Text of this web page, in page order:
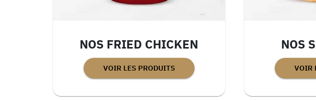
NOS FRIED CHICKEN
VOIR LES PRODUITS
NOS
VOIR